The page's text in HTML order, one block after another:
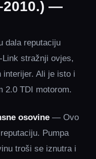
—
dala reputaciju
stražnji ovjes,
interijer. Ali je isto i
2.0 TDI motorom.
osovine — Ovo
Pumpa
troši se iznutra i